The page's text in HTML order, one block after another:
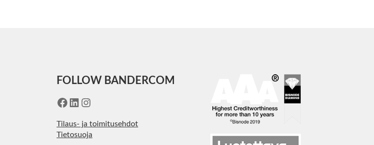
FOLLOW BANDERCOM
Facebook
LinkedIn
Instagram
Tilaus- ja toimitusehdot
Tietosuoja